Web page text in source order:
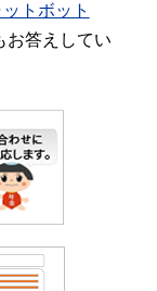
トボット
お答えしてい